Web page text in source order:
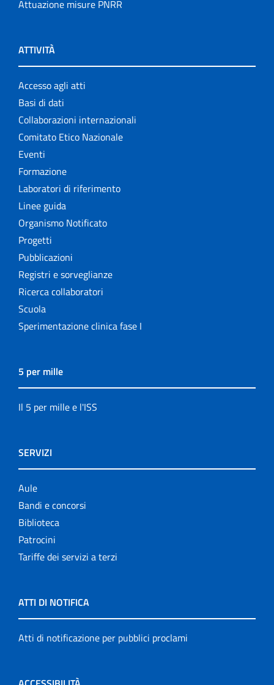
Attuazione misure PNRR
ATTIVITÀ
Accesso agli atti
Basi di dati
Collaborazioni internazionali
Comitato Etico Nazionale
Eventi
Formazione
Laboratori di riferimento
Linee guida
Organismo Notificato
Progetti
Pubblicazioni
Registri e sorveglianze
Ricerca collaboratori
Scuola
Sperimentazione clinica fase I
5 per mille
Il 5 per mille e l'ISS
SERVIZI
Aule
Bandi e concorsi
Biblioteca
Patrocini
Tariffe dei servizi a terzi
ATTI DI NOTIFICA
Atti di notificazione per pubblici proclami